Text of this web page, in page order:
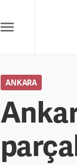
ANKARA